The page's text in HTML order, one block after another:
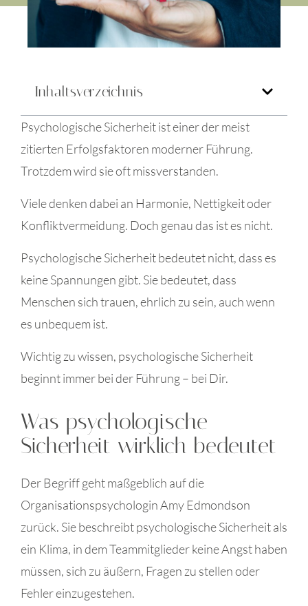
Inhaltsverzeichnis
Psychologische Sicherheit ist einer der meist
zitierten Erfolgsfaktoren moderner Führung.
Trotzdem wird sie oft missverstanden.
Viele denken dabei an Harmonie, Nettigkeit oder
Konfliktvermeidung. Doch genau das ist es nicht.
Psychologische Sicherheit bedeutet nicht, dass es
keine Spannungen gibt. Sie bedeutet, dass
Menschen sich trauen, ehrlich zu sein, auch wenn
es unbequem ist.
Wichtig zu wissen, psychologische Sicherheit
beginnt immer bei der Führung – bei Dir.
Was psychologische
Sicherheit wirklich bedeutet
Der Begriff geht maßgeblich auf die
Organisationspsychologin Amy Edmondson
zurück. Sie beschreibt psychologische Sicherheit als
ein Klima, in dem Teammitglieder keine Angst haben
müssen, sich zu äußern, Fragen zu stellen oder
Fehler einzugestehen.